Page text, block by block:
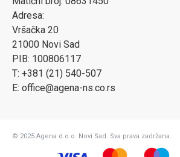
Adresa:
Vršačka 20
21000 Novi Sad
PIB: 100806117
T: +381 (21) 540-507
E: office@agena-ns.co.rs
© 2025 Agena d.o.o. Novi Sad. Sva prava zadržana.